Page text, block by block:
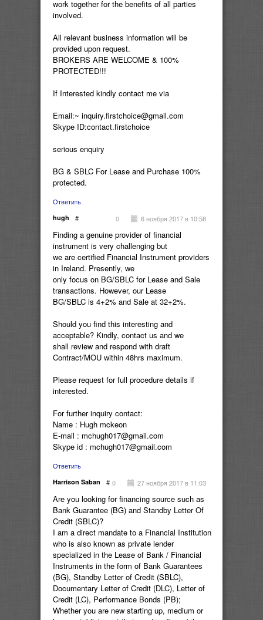
work together for the benefits of all parties
involved.
All relevant business information will be
provided upon request.
BROKERS ARE WELCOME & 100%
PROTECTED!!!
If Interested kindly contact me via
Email:~ inquiry.firstchoice@gmail.com
Skype ID:contact.firstchoice
serious enquiry
BG & SBLC For Lease and Purchase 100%
protected.
Ответить
hugh # 6 ноября 2017 в 10:58
0
Finding a genuine provider of financial
instrument is very challenging but
we are certified Financial Instrument providers
in Ireland. Presently, we
only focus on BG/SBLC for Lease and Sale
transactions. However, our Lease
BG/SBLC is 4+2% and Sale at 32+2%.
Should you find this interesting and
acceptable? Kindly, contact us and we
shall review and respond with draft
Contract/MOU within 48hrs maximum.
Please request for full procedure details if
interested.
For further inquiry contact:
Name : Hugh mckeon
E-mail : mchugh017@gmail.com
Skype id : mchugh017@gmail.com
Ответить
Harrison Saban # 27 ноября 2017 в 11:03
0
Are you looking for financing source such as
Bank Guarantee (BG) and Standby Letter Of
Credit (SBLC)?
I am a direct mandate to a Financial Institution
who is also known as private lender
specialized in the Lease of Bank / Financial
Instruments in the form of Bank Guarantees
(BG), Standby Letter of Credit (SBLC),
Documentary Letter of Credit (DLC), Letter of
Credit (LC), Performance Bonds (PB);
Whether you are new starting up, medium or